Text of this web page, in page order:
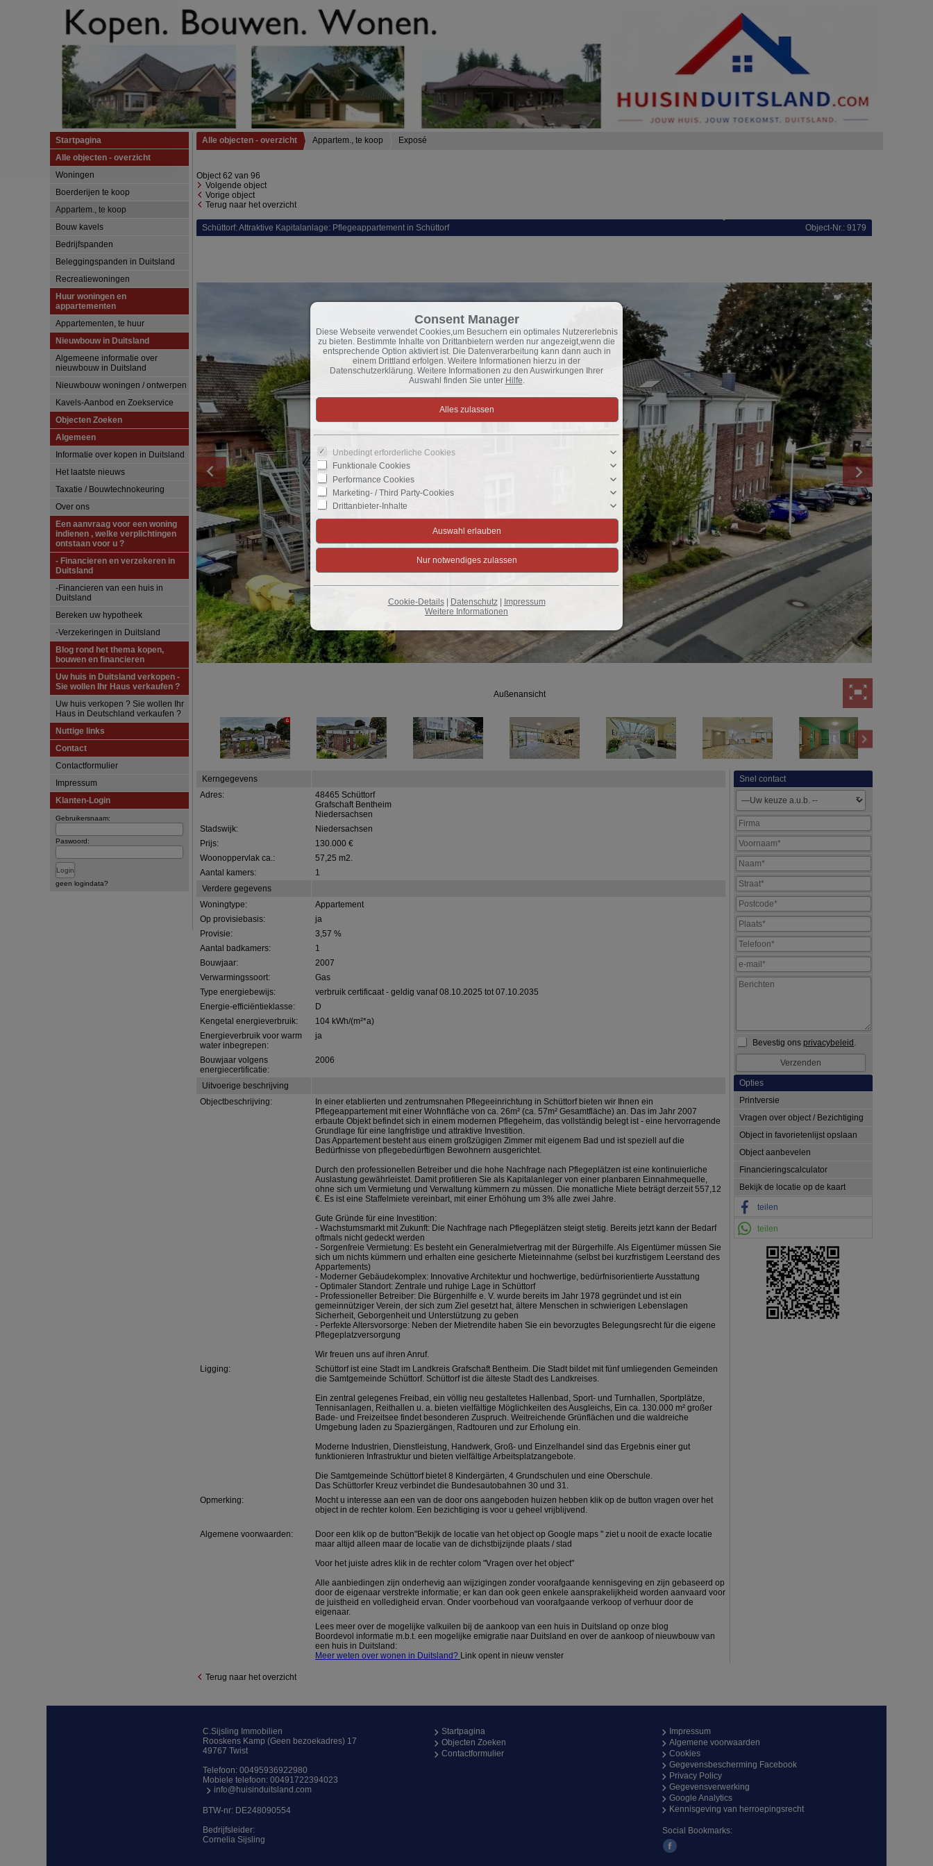
Startpagina
Alle objecten - overzicht
Woningen
Boerderijen te koop
Appartem., te koop
Bouw kavels
Bedrijfspanden
Beleggingspanden in Duitsland
Recreatiewoningen
Huur woningen en
appartementen
Appartementen, te huur
Nieuwbouw in Duitsland
Algemeene informatie over
nieuwbouw in Duitsland
Nieuwbouw woningen / ontwerpen
Kavels-Aanbod en Zoekservice
Objecten Zoeken
Algemeen
Informatie over kopen in Duitsland
Het laatste nieuws
Taxatie / Bouwtechnokeuring
Over ons
Een aanvraag voor een woning
indienen , welke verplichtingen
ontstaan voor u ?
- Financieren en verzekeren in
Duitsland
-Financieren van een huis in
Duitsland
Bereken uw hypotheek
-Verzekeringen in Duitsland
Blog rond het thema kopen,
bouwen en financieren
Uw huis in Duitsland verkopen -
Sie wollen Ihr Haus verkaufen ?
Uw huis verkopen ? Sie wollen Ihr
Haus in Deutschland verkaufen ?
Nuttige links
Contact
Contactformulier
Impressum
Klanten-Login
Gebruikersnaam:
Paswoord:
geen logindata?
Alle objecten - overzicht Appartem., te koop Exposé
Object 62 van 96
Volgende object
Vorige object
Terug naar het overzicht
Schüttorf: Attraktive Kapitalanlage: Pflegeappartement in Schüttorf Object-Nr.: 9179
Außenansicht
Snel contact
Bevestig ons privacybeleid .
Opties
Printversie
Vragen over object / Bezichtiging
Object in favorietenlijst opslaan
Object aanbevelen
Financieringscalculator
Bekijk de locatie op de kaart
teilen
teilen
Kerngegevens
Adres:
48465 Schüttorf
Grafschaft Bentheim
Niedersachsen
Stadswijk:
Niedersachsen
Prijs:
130.000 €
Woonoppervlak ca.:
57,25 m2.
Aantal kamers:
1
Verdere gegevens
Woningtype:
Appartement
Op provisiebasis:
ja
Provisie:
3,57 %
Aantal badkamers:
1
Bouwjaar:
2007
Verwarmingssoort:
Gas
Type energiebewijs:
verbruik certificaat - geldig vanaf 08.10.2025 tot 07.10.2035
Energie-efficiëntieklasse:
D
Kengetal energieverbruik:
104 kWh/(m²*a)
Energieverbruik voor warm
water inbegrepen:
ja
Bouwjaar volgens
energiecertificatie:
2006
Uitvoerige beschrijving
Objectbeschrijving:
In einer etablierten und zentrumsnahen Pflegeeinrichtung in Schüttorf bieten wir Ihnen ein
Pflegeappartement mit einer Wohnfläche von ca. 26m² (ca. 57m² Gesamtfläche) an. Das im Jahr 2007
erbaute Objekt befindet sich in einem modernen Pflegeheim, das vollständig belegt ist - eine hervorragende
Grundlage für eine langfristige und attraktive Investition.
Das Appartement besteht aus einem großzügigen Zimmer mit eigenem Bad und ist speziell auf die
Bedürfnisse von pflegebedürftigen Bewohnern ausgerichtet.
Durch den professionellen Betreiber und die hohe Nachfrage nach Pflegeplätzen ist eine kontinuierliche
Auslastung gewährleistet. Damit profitieren Sie als Kapitalanleger von einer planbaren Einnahmequelle,
ohne sich um Vermietung und Verwaltung kümmern zu müssen. Die monatliche Miete beträgt derzeit 557,12
€. Es ist eine Staffelmiete vereinbart, mit einer Erhöhung um 3% alle zwei Jahre.
Gute Gründe für eine Investition:
- Wachstumsmarkt mit Zukunft: Die Nachfrage nach Pflegeplätzen steigt stetig. Bereits jetzt kann der Bedarf
oftmals nicht gedeckt werden
- Sorgenfreie Vermietung: Es besteht ein Generalmietvertrag mit der Bürgerhilfe. Als Eigentümer müssen Sie
sich um nichts kümmern und erhalten eine gesicherte Mieteinnahme (selbst bei kurzfristigem Leerstand des
Appartements)
- Moderner Gebäudekomplex: Innovative Architektur und hochwertige, bedürfnisorientierte Ausstattung
- Optimaler Standort: Zentrale und ruhige Lage in Schüttorf
- Professioneller Betreiber: Die Bürgenhilfe e. V. wurde bereits im Jahr 1978 gegründet und ist ein
gemeinnütziger Verein, der sich zum Ziel gesetzt hat, ältere Menschen in schwierigen Lebenslagen
Sicherheit, Geborgenheit und Unterstützung zu geben
- Perfekte Altersvorsorge: Neben der Mietrendite haben Sie ein bevorzugtes Belegungsrecht für die eigene
Pflegeplatzversorgung
Wir freuen uns auf ihren Anruf.
Ligging:
Schüttorf ist eine Stadt im Landkreis Grafschaft Bentheim. Die Stadt bildet mit fünf umliegenden Gemeinden
die Samtgemeinde Schüttorf. Schüttorf ist die älteste Stadt des Landkreises.
Ein zentral gelegenes Freibad, ein völlig neu gestaltetes Hallenbad, Sport- und Turnhallen, Sportplätze,
Tennisanlagen, Reithallen u. a. bieten vielfältige Möglichkeiten des Ausgleichs, Ein ca. 130.000 m² großer
Bade- und Freizeitsee findet besonderen Zuspruch. Weitreichende Grünflächen und die waldreiche
Umgebung laden zu Spaziergängen, Radtouren und zur Erholung ein.
Moderne Industrien, Dienstleistung, Handwerk, Groß- und Einzelhandel sind das Ergebnis einer gut
funktionieren Infrastruktur und bieten vielfältige Arbeitsplatzangebote.
Die Samtgemeinde Schüttorf bietet 8 Kindergärten, 4 Grundschulen und eine Oberschule.
Das Schüttorfer Kreuz verbindet die Bundesautobahnen 30 und 31.
Opmerking:
Mocht u interesse aan een van de door ons aangeboden huizen hebben klik op de button vragen over het
object in de rechter kolom. Een bezichtiging is voor u geheel vrijblijvend.
Algemene voorwaarden:
Door een klik op de button"Bekijk de locatie van het object op Google maps " ziet u nooit de exacte locatie
maar altijd alleen maar de locatie van de dichstbijzijnde plaats / stad
Voor het juiste adres klik in de rechter colom "Vragen over het object"
Alle aanbiedingen zijn onderhevig aan wijzigingen zonder voorafgaande kennisgeving en zijn gebaseerd op
door de eigenaar verstrekte informatie; er kan dan ook geen enkele aansprakelijkheid worden aanvaard voor
de juistheid en volledigheid ervan. Onder voorbehoud van voorafgaande verkoop of verhuur door de
eigenaar.
Lees meer over de mogelijke valkuilen bij de aankoop van een huis in Duitsland op onze blog
Boordevol informatie m.b.t. een mogelijke emigratie naar Duitsland en over de aankoop of nieuwbouw van
een huis in Duitsland:
Meer weten over wonen in Duitsland? Link opent in nieuw venster
Terug naar het overzicht
C.Sijsling Immobilien
Rooskens Kamp (Geen bezoekadres) 17
49767 Twist
Telefoon:00495936922980
Mobiele telefoon:00491722394023
info@huisinduitsland.com
BTW-nr: DE248090554
Bedrijfsleider:
Cornelia Sijsling
Startpagina
Objecten Zoeken
Contactformulier
Impressum
Algemene voorwaarden
Cookies
Gegevensbescherming Facebook
Privacy Policy
Gegevensverwerking
Google Analytics
Kennisgeving van herroepingsrecht
Social Bookmarks:
Consent Manager
Diese Webseite verwendet Cookies,um Besuchern ein optimales Nutzererlebnis
zu bieten. Bestimmte Inhalte von Drittanbietern werden nur angezeigt,wenn die
entsprechende Option aktiviert ist. Die Datenverarbeitung kann dann auch in
einem Drittland erfolgen. Weitere Informationen hierzu in der
Datenschutzerklärung. Weitere Informationen zu den Auswirkungen Ihrer
Auswahl finden Sie unter Hilfe.
Unbedingt erforderliche Cookies
Funktionale Cookies
Performance Cookies
Marketing- / Third Party-Cookies
Drittanbieter-Inhalte
Cookie-Details| Datenschutz|
Impressum
Weitere Informationen
Consent Manager
HILFE
Um fortfahren zu können,müssen Sie eine Cookie-Auswahl treffen.
erhalten Sie eine Erläuterung der verschiedenen Optionen und ihrer
Alles zulassen:
Jedes Cookie wie z.B. Tracking- und Analytische-Cookies sowie
Inhalte.
Auswahl erlauben:
Es werden nur Drittanbieter-Inhalte oder die Cookie-Arten zugelassen
den Checkboxen angehakt haben.
Nur notwendiges zulassen:
Es werden nur die technisch notwendigen Cookies zugelassen und
Drittanbieter-Inhalte.
Sie können Ihre Cookie-Einstellung jederzeit hier ändern:
Cookie-Details|Datenschutz |
zurück